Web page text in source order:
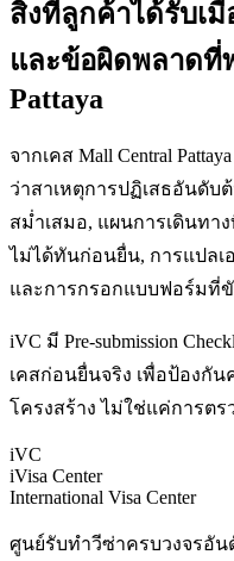
สิ่งที่ลูกค้าได้รับเมื่
และข้อผิดพลาดที่
Pattaya
จากเคส Mall Central
ว่าสาเหตุการปฏิเสธอันดับ
สม่ำเสมอ, แผนการเดินทา
ไม่ได้ทันก่อนยื่น, การแปลเ
และการกรอกแบบฟอร์มที่
iVC มี Pre-submission
เคสก่อนยื่นจริง เพื่อป้องกั
โครงสร้าง ไม่ใช่แค่การตร
iVC
iVisa Center
International Visa Center
ศูนย์รับทำวีซ่าครบวงจรอัน